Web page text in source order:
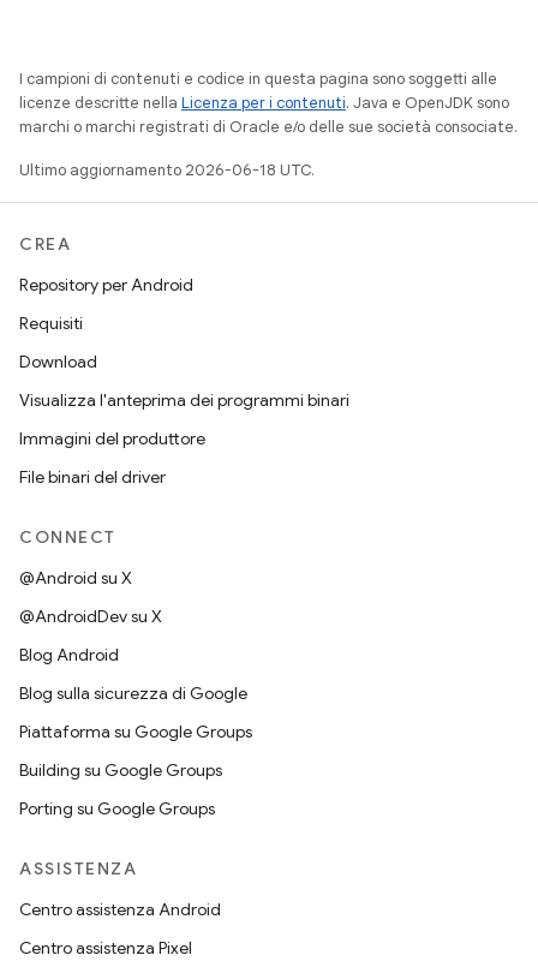
I campioni di contenuti e codice in questa pagina sono soggetti alle
licenze descritte nella Licenza per i contenuti. Java e OpenJDK sono
marchi o marchi registrati di Oracle e/o delle sue società consociate.
Ultimo aggiornamento 2026-06-18 UTC.
CREA
Repository per Android
Requisiti
Download
Visualizza l'anteprima dei programmi binari
Immagini del produttore
File binari del driver
CONNECT
@Android su X
@AndroidDev su X
Blog Android
Blog sulla sicurezza di Google
Piattaforma su Google Groups
Building su Google Groups
Porting su Google Groups
ASSISTENZA
Centro assistenza Android
Centro assistenza Pixel